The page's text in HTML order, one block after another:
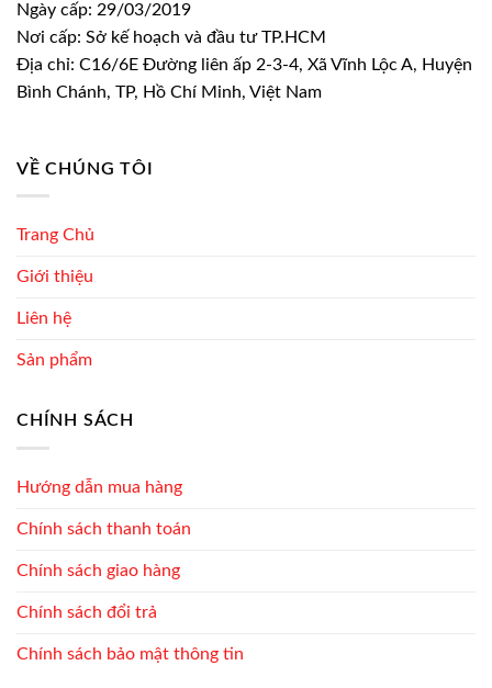
Ngày cấp: 29/03/2019
Nơi cấp: Sở kế hoạch và đầu tư TP.HCM
Địa chỉ: C16/6E Đường liên ấp 2-3-4, Xã Vĩnh Lộc A, Huyện
Bình Chánh, TP, Hồ Chí Minh, Việt Nam
VỀ CHÚNG TÔI
Trang Chủ
Giới thiệu
Liên hệ
Sản phẩm
CHÍNH SÁCH
Hướng dẫn mua hàng
Chính sách thanh toán
Chính sách giao hàng
Chính sách đổi trả
Chính sách bảo mật thông tin